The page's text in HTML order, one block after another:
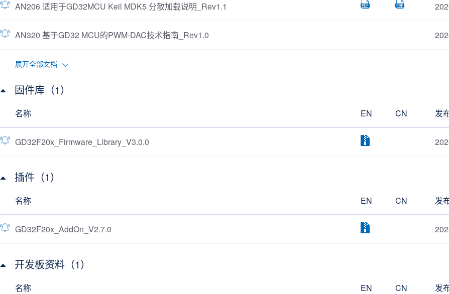
AN206 适用于GD32MCU Keil MDK5 分散加载说明_Rev1.1
AN320 基于GD32 MCU的PWM-DAC技术指南_Rev1.0
展开全部文档
固件库（1）
名称 EN CN 发
GD32F20x_Firmware_Library_V3.0.0
插件（1）
名称 EN CN 发
GD32F20x_AddOn_V2.7.0
开发板资料（1）
名称 EN CN 发